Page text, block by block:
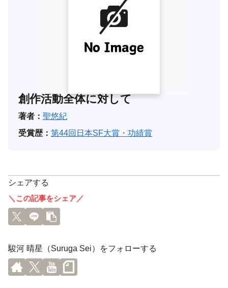
創作活動全体に対して
著者： 聖悠紀
受賞歴： 第44回日本SF大賞・功績賞
シェアする
＼この記事をシェア／
駿河 晴星（Suruga Sei）をフォローする